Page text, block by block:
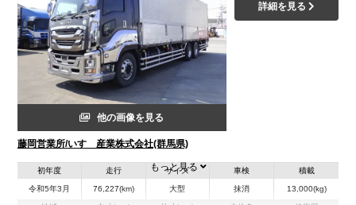
他の画像を見る
藤岡営業所/いすゞ産業株式会社(群馬県)
詳細を見る
初年度
令和5年3月
走行
76,227(km)
サイズ
大型
車検
抹消
積載
13,000(kg)
もっと見る